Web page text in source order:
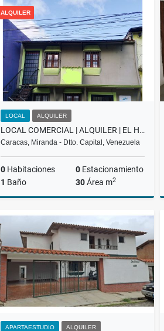
US$130,000 US$500
ALQUILER
LOCAL ALQUILER
LOCAL COMERCIAL | ALQUILER | EL HATILLO |
Caracas, Miranda - Dtto. Capital, Venezuela
0 Habitaciones 0 Estacionamiento
1 Baño 30Área m2
Alquiler
US$600
APARTAESTUDIO ALQUILER